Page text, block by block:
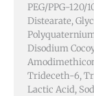
PEG/PPG-
Distearate,
Disodium
Trideceth-6,
Lactic Acid,